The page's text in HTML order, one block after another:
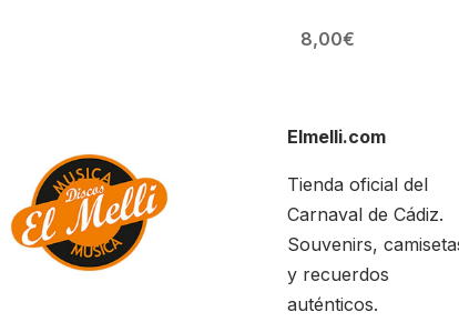
8,00€
Elmelli.com
Tienda oficial del
Carnaval de Cádiz.
Souvenirs,
y recuerdos
auténticos.